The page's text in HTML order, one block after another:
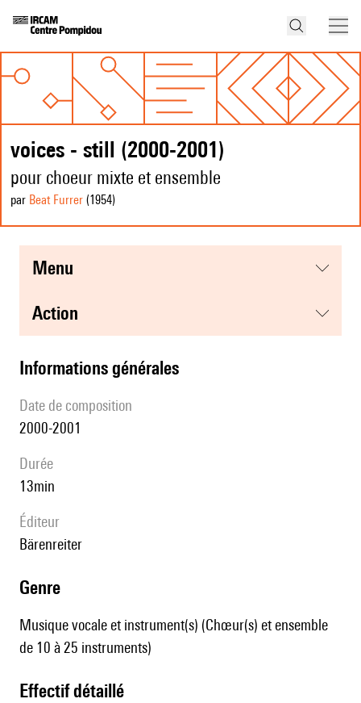
voices - still (2000-2001)
pour choeur mixte et ensemble
par Beat Furrer (1954)
menu
action
informations générales
date de composition
2000-2001
durée
13min
éditeur
Bärenreiter
genre
Musique vocale et instrument(s) (Chœur(s) et ensemble
de 10 à 25 instruments)
effectif détaillé